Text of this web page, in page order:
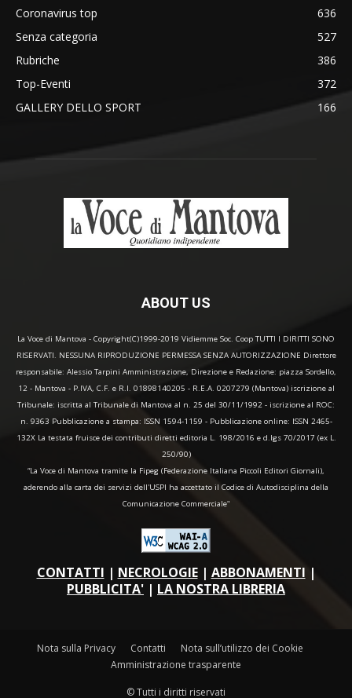
Coronavirus top
636
Senza categoria
527
Rubriche
386
Top-Eventi
372
GALLERY DELLO SPORT
166
ABOUT US
La Voce di Mantova - Copyright(C)1999-2019 Vidiemme Soc. Coop TUTTI I DIRITTI SONO
RISERVATI. NESSUNA RIPRODUZIONE PERMESSA SENZA AUTORIZZAZIONE Direttore
responsabile: Alessio Tarpini Amministrazione, Direzione e Redazione: piazza Sordello,
12 - Mantova - P.IVA, C.F. e R.I. 01898140205 - R.E.A. 0207279 (Mantova) iscrizione al
Tribunale: iscritta al Tribunale di Mantova al n. 25 del 30/11/1992 - iscrizione al ROC:
n. 9363 Pubblicazione a stampa: ISSN 1594-1159 - Pubblicazione online: ISSN 2465-
132X La testata fruisce dei contributi diretti editoria L. 198/2016 e d.lgs 70/2017 (ex L.
250/90)
“La Voce di Mantova tramite la Fipeg (Federazione Italiana Piccoli Editori Giornali),
aderendo alla carta dei servizi dell'USPI ha accettato il Codice di Autodisciplina della
Comunicazione Commerciale"
CONTATTI | NECROLOGIE| ABBONAMENTI |
PUBBLICITA' | LA NOSTRA LIBRERIA
Nota sulla Privacy Contatti
Nota sull’utilizzo dei Cookie
Amministrazione trasparente
© Tutti i diritti riservati